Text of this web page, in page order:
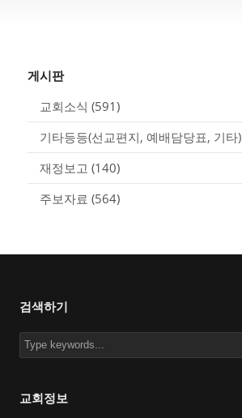
게시판
교회소식 (591)
기타등등(선교편지, 예배담당표, 기타)
재정보고 (140)
주보자료 (564)
검색하기
교회정보